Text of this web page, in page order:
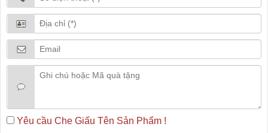
Yêu cầu Che Giấu Tên Sản Phẩm !